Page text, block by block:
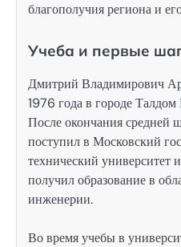
благополучия региона и
Учеба и первые
Дмитрий Владимирович
1976 года в городе
После окончания средней
поступил в Московский
технический университет
получил образование в
инженерии.
Во время учебы в